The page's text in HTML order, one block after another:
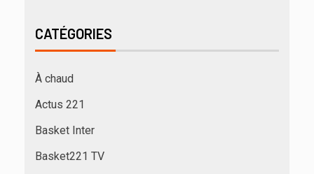
CATÉGORIES
À chaud
Actus 221
Basket Inter
Basket221 TV